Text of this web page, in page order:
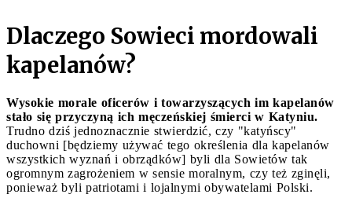
Dlaczego Sowieci mordowali
kapelanów?
Wysokie morale oficerów i towarzyszących im kapelanów
stało się przyczyną ich męczeńskiej śmierci w Katyniu.
Trudno dziś jednoznacznie stwierdzić, czy "katyńscy"
duchowni [będziemy używać tego określenia dla kapelanów
wszystkich wyznań i obrządków] byli dla Sowietów tak
ogromnym zagrożeniem w sensie moralnym, czy też zginęli,
ponieważ byli patriotami i lojalnymi obywatelami Polski.